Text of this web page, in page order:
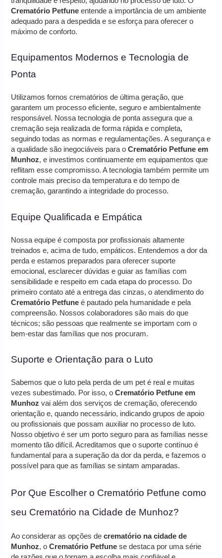
Crematório Petfune entende a importância de um ambiente
adequado para a despedida e se esforça para oferecer o
máximo de conforto.
Equipamentos Modernos e Tecnologia de
Ponta
Utilizamos fornos crematórios de última geração, que
garantem um processo eficiente, seguro e ambientalmente
responsável. Nossa tecnologia de ponta assegura que a
cremação seja realizada de forma rápida e completa,
seguindo todas as normas e regulamentações. A segurança e
a qualidade são inegociáveis para oCrematório Petfune em
Munhoz, e investimos continuamente em equipamentos que
reflitam esse compromisso. A tecnologia também permite um
controle mais preciso da temperatura e do tempo de
cremação, garantindo a integridade do processo.
Equipe Qualificada e Empática
Nossa equipe é composta por profissionais altamente
treinados e, acima de tudo, empáticos. Entendemos a dor da
perda e estamos preparados para oferecer suporte
emocional, esclarecer dúvidas e guiar as famílias com
sensibilidade e respeito em cada etapa do processo. Do
primeiro contato até a entrega das cinzas, o atendimento do
Crematório Petfune é pautado pela humanidade e pela
compreensão. Nossos colaboradores são mais do que
técnicos; são pessoas que realmente se importam com o
bem-estar das famílias que nos procuram.
Suporte e Orientação para o Luto
Sabemos que o luto pela perda de um pet é real e muitas
vezes subestimado. Por isso, oCrematório Petfune em
Munhoz vai além dos serviços de cremação, oferecendo
orientação e, quando necessário, indicando grupos de apoio
ou profissionais que possam auxiliar no processo de luto.
Nosso objetivo é ser um porto seguro para as famílias nesse
momento tão difícil. Acreditamos que o suporte contínuo é
fundamental para a superação da dor da perda, e fazemos o
possível para que as famílias se sintam amparadas.
Por Que Escolher o Crematório Petfune como
seu Crematório na Cidade de Munhoz?
Ao considerar as opções decrematório na cidade de
Munhoz, oCrematório Petfune se destaca por uma série